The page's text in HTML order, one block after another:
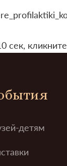
сек, кликните
детям